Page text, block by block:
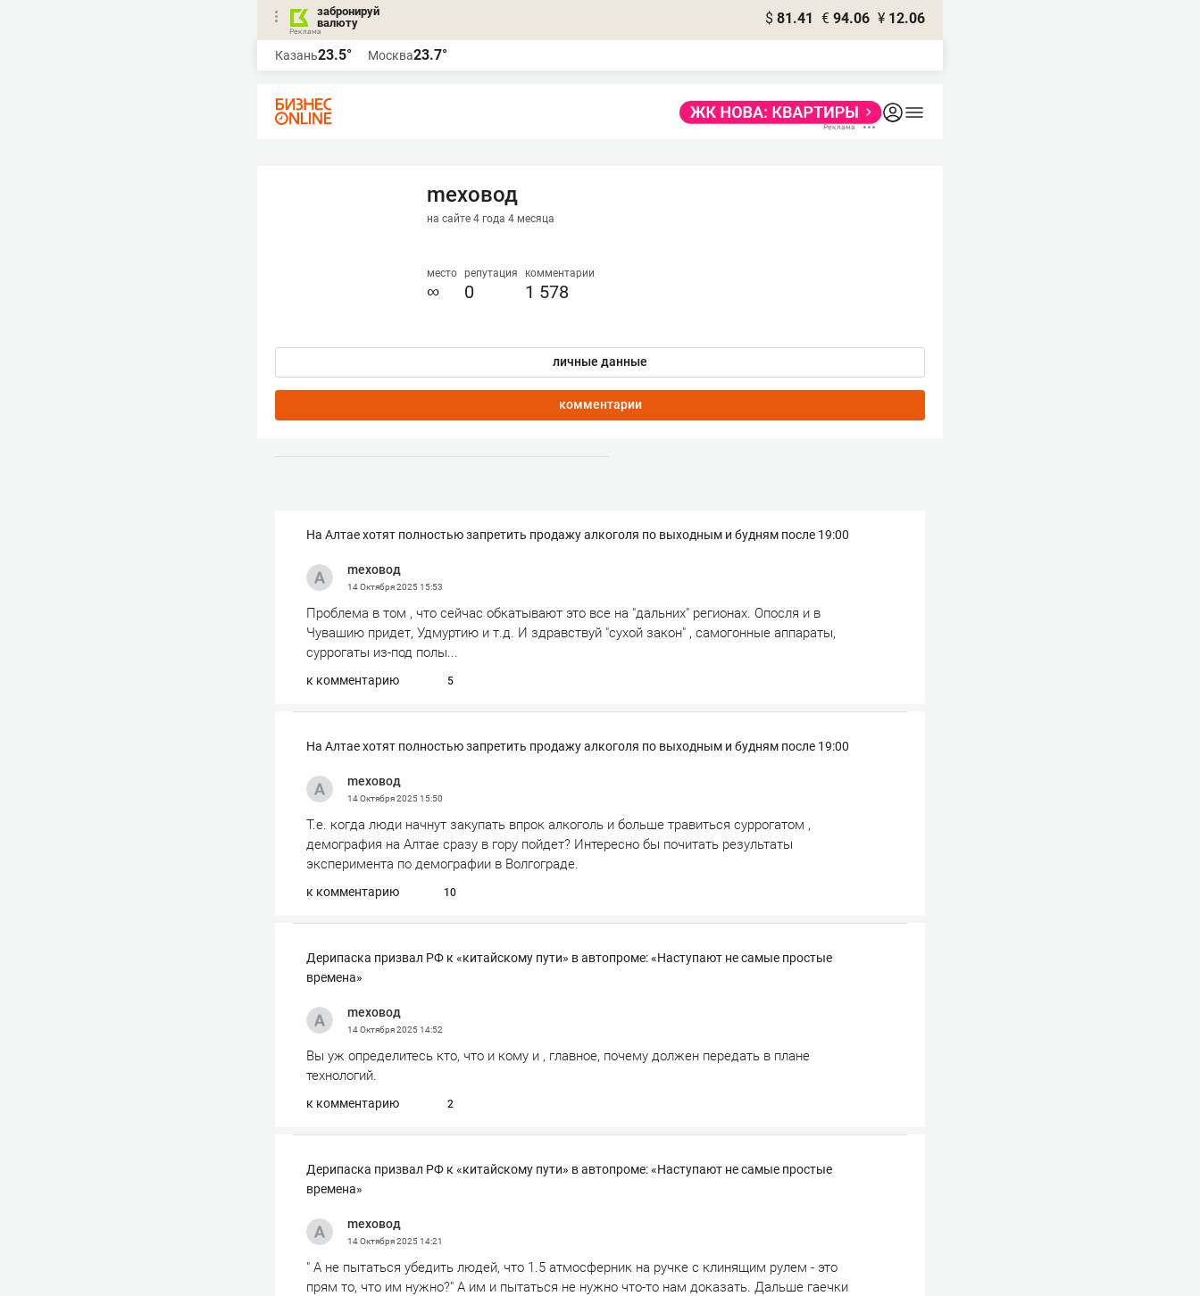
забронируй
валюту
$ 81.41 € 94.06 ¥ 12.06
Казань23.5° Москва23.7°
mexовод
на сайте 4 года 4 месяца
место
∞
репутация
0
комментарии
1 578
личные данные
комментарии
На Алтае хотят полностью запретить продажу алкоголя по выходным и будням после 19:00
mexовод
14 Октября 202515:53
Проблема в том , что сейчас обкатывают это все на "дальних" регионах. Опосля и в
Чувашию придет, Удмуртию и т.д. И здравствуй "сухой закон" , самогонные аппараты,
суррогаты из-под полы...
к комментарию 5
На Алтае хотят полностью запретить продажу алкоголя по выходным и будням после 19:00
mexовод
14 Октября 202515:50
Т.е. когда люди начнут закупать впрок алкоголь и больше травиться суррогатом ,
демография на Алтае сразу в гору пойдет? Интересно бы почитать результаты
эксперимента по демографии в Волгограде.
к комментарию 10
Дерипаска призвал РФ к «китайскому пути» в автопроме: «Наступают не самые простые
времена»
mexовод
14 Октября 202514:52
Вы уж определитесь кто, что и кому и , главное, почему должен передать в плане
технологий.
к комментарию 2
Дерипаска призвал РФ к «китайскому пути» в автопроме: «Наступают не самые простые
времена»
mexовод
14 Октября 202514:21
" А не пытаться убедить людей, что 1.5 атмосферник на ручке с клинящим рулем - это
прям то, что им нужно?" А им и пытаться не нужно что-то нам доказать. Дальше гаечки